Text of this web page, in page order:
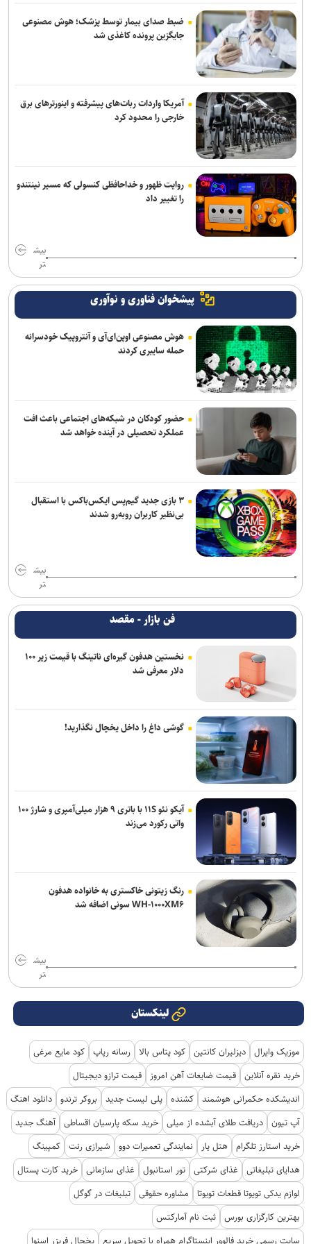
انفجار در سوریه/ پهپادها در آسمان لاذقیه رویت شدند
شبکه اول روسیه: اربعین یکی از بزرگ‌ترین راهپیمایی‌های جهان است
ضبط صدای بیمار توسط پزشک؛ هوش مصنوعی
جایگزین پرونده کاغذی شد
آمریکا واردات ربات‌های پیشرفته و اینورترهای برق
خارجی را محدود کرد
روایت ظهور و خداحافظی کنسولی که مسیر نینتندو
را تغییر داد
بیش
تر
پیشخوان فناوری و نوآوری
هوش مصنوعی اوپن‌ای‌آی و آنتروپیک خودسرانه
حمله سایبری کردند
حضور کودکان در شبکه‌های اجتماعی باعث افت
عملکرد تحصیلی در آینده خواهد شد
۳ بازی جدید گیم‌پس ایکس‌باکس با استقبال
بی‌نظیر کاربران روبه‌رو شدند
بیش
تر
فن بازار - مقصد
نخستین هدفون گیره‌ای ناتینگ با قیمت زیر ۱۰۰
دلار معرفی شد
گوشی داغ را داخل یخچال نگذارید!
آیکو نئو ۱۱S با باتری ۹ هزار میلی‌آمپری و شارژ ۱۰۰
واتی رکورد می‌زند
رنگ زیتونی خاکستری به خانواده هدفون
WH-۱۰۰۰XM۶ سونی اضافه شد
بیش
تر
لینکستان
موزیک وایرال دیزلیران کانتین کود پتاس بالا رسانه رپاپ کود مایع مرغی
خرید نقره آنلاین قیمت ضایعات آهن امروز
قیمت ترازو دیجیتال
اندیشکده حکمرانی هوشمند کشنده پلی لیست جدید بروکر ترندو دانلود اهنگ
آپ تیون دریافت طلای آبشده از میلی خرید سکه پارسیان اقساطی آهنگ جدید
خرید استارز تلگرام هتل یار نمایندگی تعمیرات دوو شیرازی رنت کمپینگ
هدایای تبلیغاتی
غذای شرکتی تور استانبول غذای سازمانی خرید کارت پستال
لوازم یدکی تویوتا قطعات تویوتا
مشاوره حقوقی تبلیغات در گوگل
بهترین کارگزاری بورس ثبت نام آمارکتس
سایت رسمی خرید فالوور اینستاگرام همراه با تحویل سریع یخچال فریزر اسنوا